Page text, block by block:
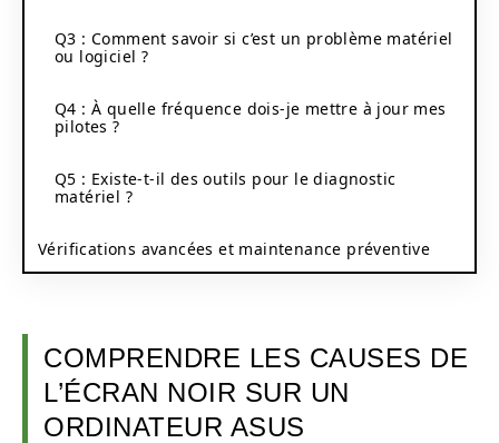
Q3 : Comment savoir si c’est un problème matériel
ou logiciel ?
Q4 : À quelle fréquence dois-je mettre à jour mes
pilotes ?
Q5 : Existe-t-il des outils pour le diagnostic
matériel ?
Vérifications avancées et maintenance préventive
COMPRENDRE LES CAUSES DE
L’ÉCRAN NOIR SUR UN
ORDINATEUR ASUS